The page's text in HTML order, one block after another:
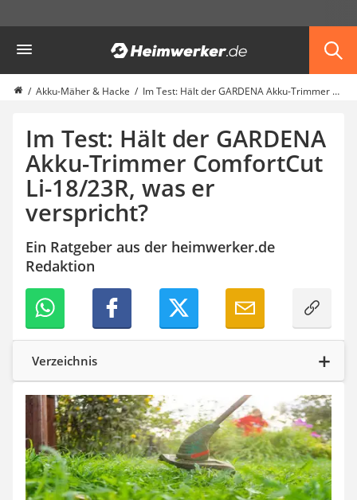
Garten
Akku-Laubsauger
Faltpavillon
Solar-Lichterkette außen
Teleskopleiter
Ameisengift
Pavillon
Sichtschutzstreifen
Akku-Vertikutierer
Koifutter
Kassettenmarkise
Bosch-Heckenschere
Stihl-Laubbläser
Minidumper
Auffahrrampe
Akku-Mäher & Hacke Im Test: Hält der GARDENA Akku-Trimmer ComfortCut Li-18/23R, was er verspricht?
Im Test: Hält der GARDENA
Akku-Trimmer ComfortCut
Li-18/23R, was er
verspricht?
Ein Ratgeber aus der heimwerker.de
Redaktion
Verzeichnis